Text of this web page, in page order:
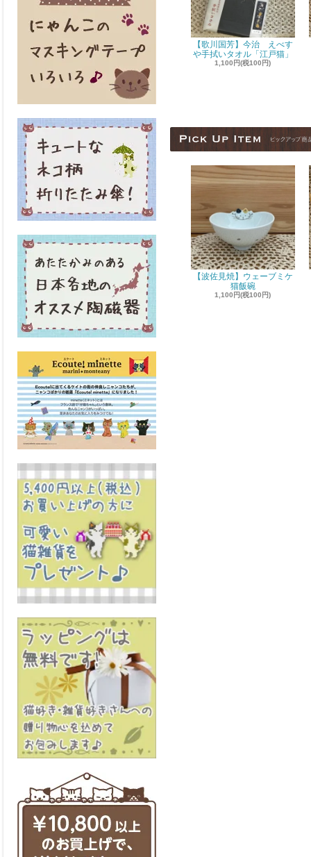
【歌川国芳】今治 えべす
や手拭いタオル「江戸猫」
1,100円(税100円)
【波佐見焼】ウェーブミケ
猫飯碗
1,100円(税100円)